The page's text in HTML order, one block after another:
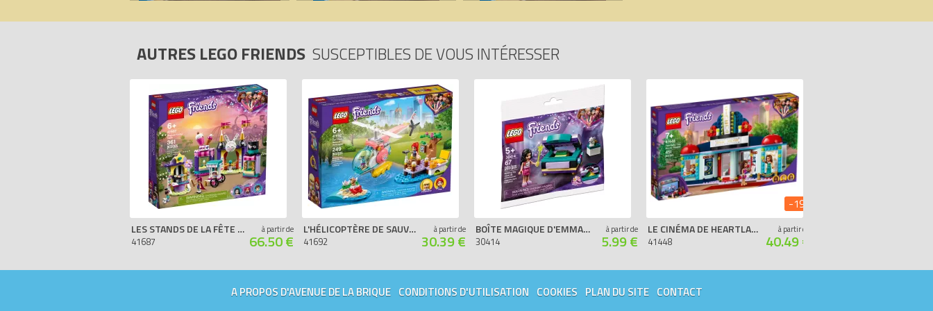
AUTRES LEGO FRIENDS SUSCEPTIBLES DE VOUS INTÉRESSER
LES STANDS DE LA FÊTE FORAINE MAGIQUE
41687
à partir de
66.50 €
L'HÉLICOPTÈRE DE SAUVETAGE DE LA CLINIQUE VÉTÉRINAIRE
41692
à partir de
30.39 €
BOÎTE MAGIQUE D'EMMA (POLYBAG)
30414
à partir de
5.99 €
LE CINÉMA DE HEARTLAKE CITY
41448
à partir de
40.49 €
-19%
A PROPOS D'AVENUE DE LA BRIQUE CONDITIONS D'UTILISATION COOKIES PLAN DU SITE CONTACT